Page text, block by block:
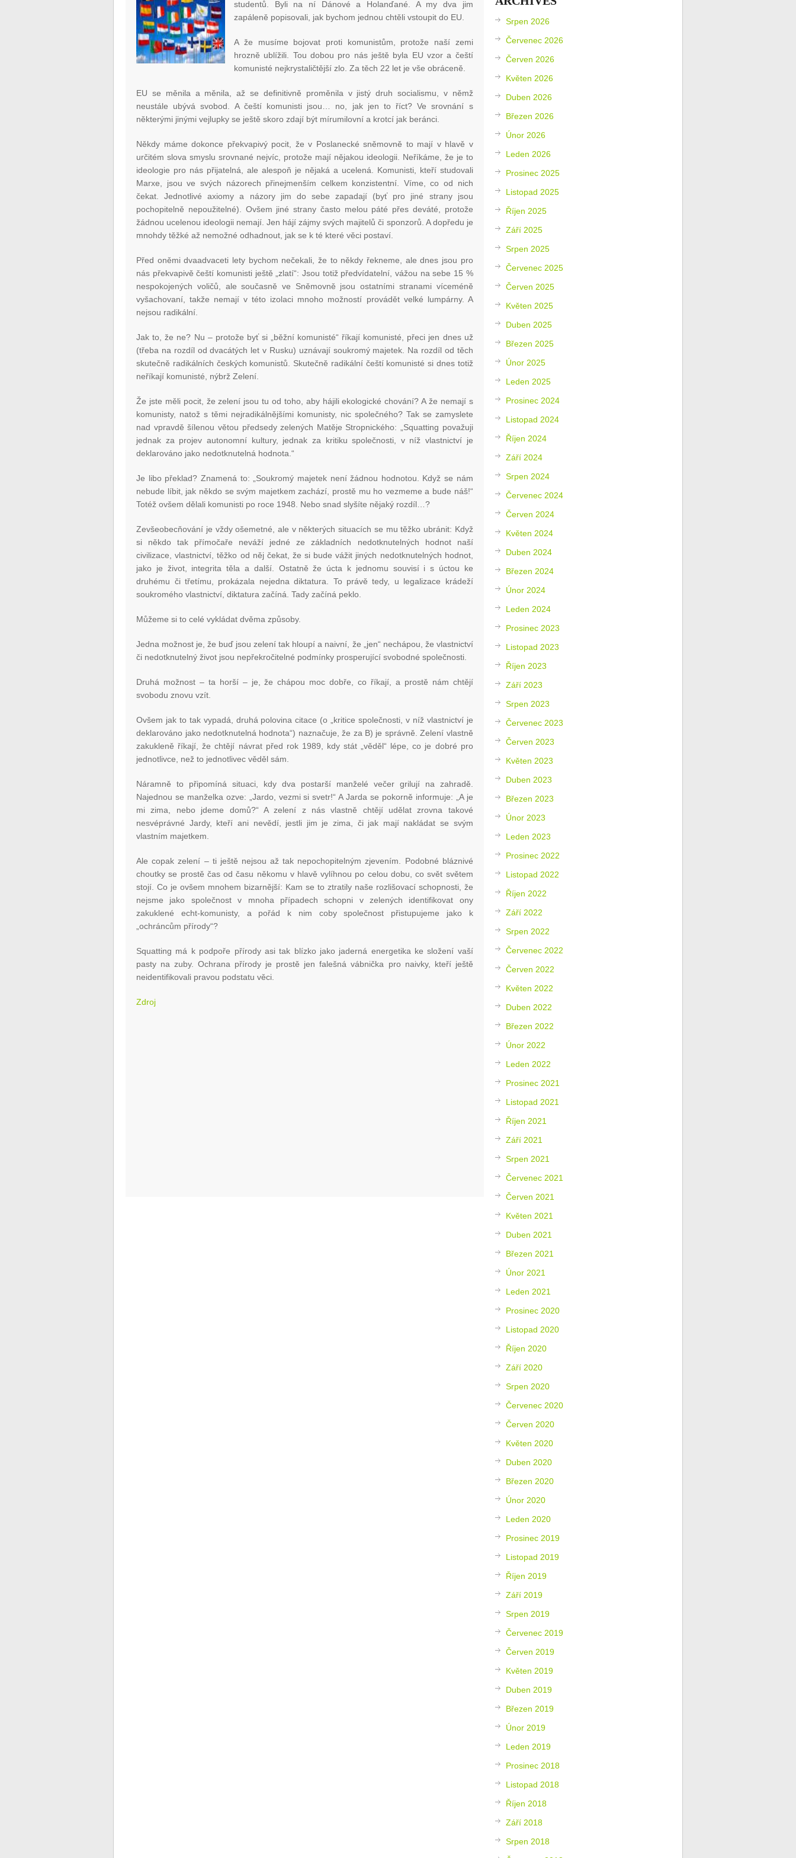
studentů. Byli na ní Dánové a Holanďané. A my dva jim
zapáleně popisovali, jak bychom jednou chtěli vstoupit do EU.
A že musíme bojovat proti komunistům, protože naší zemi
hrozně ublížili. Tou dobou pro nás ještě byla EU vzor a čeští
komunisté nejkrystaličtější zlo. Za těch 22 let je vše obráceně.
EU se měnila a měnila, až se definitivně proměnila v jistý druh socialismu, v němž
neustále ubývá svobod. A čeští komunisti jsou… no, jak jen to říct? Ve srovnání s
některými jinými vejlupky se ještě skoro zdají být mírumilovní a krotcí jak beránci.
Někdy máme dokonce překvapivý pocit, že v Poslanecké sněmovně to mají v hlavě v
určitém slova smyslu srovnané nejvíc, protože mají nějakou ideologii. Neříkáme, že je to
ideologie pro nás přijatelná, ale alespoň je nějaká a ucelená. Komunisti, kteří studovali
Marxe, jsou ve svých názorech přinejmenším celkem konzistentní. Víme, co od nich
čekat. Jednotlivé axiomy a názory jim do sebe zapadají (byť pro jiné strany jsou
pochopitelně nepoužitelné). Ovšem jiné strany často melou páté přes deváté, protože
žádnou ucelenou ideologii nemají. Jen hájí zájmy svých majitelů či sponzorů. A dopředu je
mnohdy těžké až nemožné odhadnout, jak se k té které věci postaví.
Před oněmi dvaadvaceti lety bychom nečekali, že to někdy řekneme, ale dnes jsou pro
nás překvapivě čeští komunisti ještě „zlatí“: Jsou totiž předvídatelní, vážou na sebe 15 %
nespokojených voličů, ale současně ve Sněmovně jsou ostatními stranami víceméně
vyšachovaní, takže nemají v této izolaci mnoho možností provádět velké lumpárny. A
nejsou radikální.
Jak to, že ne? Nu – protože byť si „běžní komunisté“ říkají komunisté, přeci jen dnes už
(třeba na rozdíl od dvacátých let v Rusku) uznávají soukromý majetek. Na rozdíl od těch
skutečně radikálních českých komunistů. Skutečně radikální čeští komunisté si dnes totiž
neříkají komunisté, nýbrž Zelení.
Že jste měli pocit, že zelení jsou tu od toho, aby hájili ekologické chování? A že nemají s
komunisty, natož s těmi nejradikálnějšími komunisty, nic společného? Tak se zamyslete
nad vpravdě šílenou větou předsedy zelených Matěje Stropnického: „Squatting považuji
jednak za projev autonomní kultury, jednak za kritiku společnosti, v níž vlastnictví je
deklarováno jako nedotknutelná hodnota.“
Je libo překlad? Znamená to: „Soukromý majetek není žádnou hodnotou. Když se nám
nebude líbit, jak někdo se svým majetkem zachází, prostě mu ho vezmeme a bude náš!“
Totéž ovšem dělali komunisti po roce 1948. Nebo snad slyšíte nějaký rozdíl…?
Zevšeobecňování je vždy ošemetné, ale v některých situacích se mu těžko ubránit: Když
si někdo tak přímočaře neváží jedné ze základních nedotknutelných hodnot naší
civilizace, vlastnictví, těžko od něj čekat, že si bude vážit jiných nedotknutelných hodnot,
jako je život, integrita těla a další. Ostatně že úcta k jednomu souvisí i s úctou ke
druhému či třetímu, prokázala nejedna diktatura. To právě tedy, u legalizace krádeží
soukromého vlastnictví, diktatura začíná. Tady začíná peklo.
Můžeme si to celé vykládat dvěma způsoby.
Jedna možnost je, že buď jsou zelení tak hloupí a naivní, že „jen“ nechápou, že vlastnictví
či nedotknutelný život jsou nepřekročitelné podmínky prosperující svobodné společnosti.
Druhá možnost – ta horší – je, že chápou moc dobře, co říkají, a prostě nám chtějí
svobodu znovu vzít.
Ovšem jak to tak vypadá, druhá polovina citace (o „kritice společnosti, v níž vlastnictví je
deklarováno jako nedotknutelná hodnota“) naznačuje, že za B) je správně. Zelení vlastně
zakukleně říkají, že chtějí návrat před rok 1989, kdy stát „věděl“ lépe, co je dobré pro
jednotlivce, než to jednotlivec věděl sám.
Náramně to připomíná situaci, kdy dva postarší manželé večer grilují na zahradě.
Najednou se manželka ozve: „Jardo, vezmi si svetr!“ A Jarda se pokorně informuje: „A je
mi zima, nebo jdeme domů?“ A zelení z nás vlastně chtějí udělat zrovna takové
nesvéprávné Jardy, kteří ani nevědí, jestli jim je zima, či jak mají nakládat se svým
vlastním majetkem.
Ale copak zelení – ti ještě nejsou až tak nepochopitelným zjevením. Podobné bláznivé
choutky se prostě čas od času někomu v hlavě vylíhnou po celou dobu, co svět světem
stojí. Co je ovšem mnohem bizarnější: Kam se to ztratily naše rozlišovací schopnosti, že
nejsme jako společnost v mnoha případech schopni v zelených identifikovat ony
zakuklené echt-komunisty, a pořád k nim coby společnost přistupujeme jako k
„ochráncům přírody“?
Squatting má k podpoře přírody asi tak blízko jako jaderná energetika ke složení vaší
pasty na zuby. Ochrana přírody je prostě jen falešná vábnička pro naivky, kteří ještě
neidentifikovali pravou podstatu věci.
Zdroj
Srpen 2026
Červenec 2026
Červen 2026
Květen 2026
Duben 2026
Březen 2026
Únor 2026
Leden 2026
Prosinec 2025
Listopad 2025
Říjen 2025
Září 2025
Srpen 2025
Červenec 2025
Červen 2025
Květen 2025
Duben 2025
Březen 2025
Únor 2025
Leden 2025
Prosinec 2024
Listopad 2024
Říjen 2024
Září 2024
Srpen 2024
Červenec 2024
Červen 2024
Květen 2024
Duben 2024
Březen 2024
Únor 2024
Leden 2024
Prosinec 2023
Listopad 2023
Říjen 2023
Září 2023
Srpen 2023
Červenec 2023
Červen 2023
Květen 2023
Duben 2023
Březen 2023
Únor 2023
Leden 2023
Prosinec 2022
Listopad 2022
Říjen 2022
Září 2022
Srpen 2022
Červenec 2022
Červen 2022
Květen 2022
Duben 2022
Březen 2022
Únor 2022
Leden 2022
Prosinec 2021
Listopad 2021
Říjen 2021
Září 2021
Srpen 2021
Červenec 2021
Červen 2021
Květen 2021
Duben 2021
Březen 2021
Únor 2021
Leden 2021
Prosinec 2020
Listopad 2020
Říjen 2020
Září 2020
Srpen 2020
Červenec 2020
Červen 2020
Květen 2020
Duben 2020
Březen 2020
Únor 2020
Leden 2020
Prosinec 2019
Listopad 2019
Říjen 2019
Září 2019
Srpen 2019
Červenec 2019
Červen 2019
Květen 2019
Duben 2019
Březen 2019
Únor 2019
Leden 2019
Prosinec 2018
Listopad 2018
Říjen 2018
Září 2018
Srpen 2018